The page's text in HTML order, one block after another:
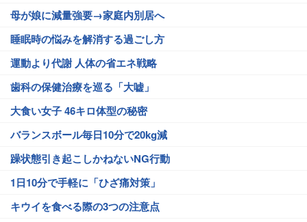
母が娘に減量強要→家庭内別居へ
睡眠時の悩みを解消する過ごし方
運動より代謝 人体の省エネ戦略
歯科の保健治療を巡る「大嘘」
大食い女子 46キロ体型の秘密
バランスボール毎日10分で20kg減
躁状態引き起こしかねないNG行動
1日10分で手軽に「ひざ痛対策」
キウイを食べる際の3つの注意点